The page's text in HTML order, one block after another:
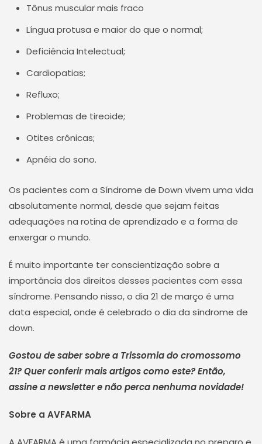
Tônus muscular mais fraco
Língua protusa e maior do que o normal;
Deficiência Intelectual;
Cardiopatias;
Refluxo;
Problemas de tireoide;
Otites crônicas;
Apnéia do sono.
Os pacientes com a Síndrome de Down vivem uma vida
absolutamente normal, desde que sejam feitas
adequações na rotina de aprendizado e a forma de
enxergar o mundo.
É muito importante ter conscientização sobre a
importância dos direitos desses pacientes com essa
síndrome. Pensando nisso, o dia 21 de março é uma
data especial, onde é celebrado o dia da síndrome de
down.
Gostou de saber sobre a Trissomia do cromossomo
21? Quer conferir mais artigos como este? Então,
assine a newsletter e não perca nenhuma novidade!
Sobre a AVFARMA